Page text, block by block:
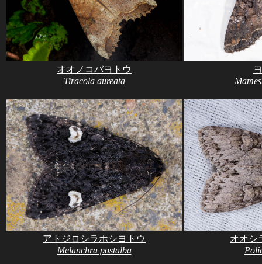
オオノコバヨトウ
Tiracola aureata
アトジロシラホシヨトウ
Melanchra postalba
オオシ